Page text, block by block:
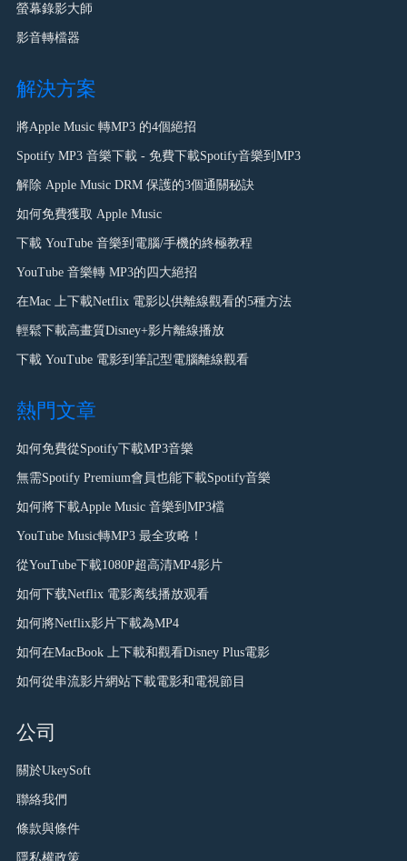
螢幕錄影大師
影音轉檔器
解決方案
將Apple Music 轉MP3 的4個絕招
Spotify MP3 音樂下載 - 免費下載Spotify音樂到MP3
解除 Apple Music DRM 保護的3個通關秘訣
如何免費獲取 Apple Music
下載 YouTube 音樂到電腦/手機的終極教程
YouTube 音樂轉 MP3的四大絕招
在Mac 上下載Netflix 電影以供離線觀看的5種方法
輕鬆下載高畫質Disney+影片離線播放
下載 YouTube 電影到筆記型電腦離線觀看
熱門文章
如何免費從Spotify下載MP3音樂
無需Spotify Premium會員也能下載Spotify音樂
如何將下載Apple Music 音樂到MP3檔
YouTube Music轉MP3 最全攻略！
從YouTube下載1080P超高清MP4影片
如何下载Netflix 電影离线播放观看
如何將Netflix影片下載為MP4
如何在MacBook 上下載和觀看Disney Plus電影
如何從串流影片網站下載電影和電視節目
公司
關於UkeySoft
聯絡我們
條款與條件
隱私權政策